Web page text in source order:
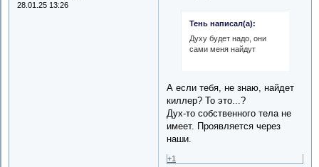
28.01.25 13:26
Тень написал(а):
Духу будет надо, они
сами меня найдут
А если тебя, не знаю, найдет
киллер? То это...?
Дух-то собственного тела не
имеет. Проявляется через
наши.
+1